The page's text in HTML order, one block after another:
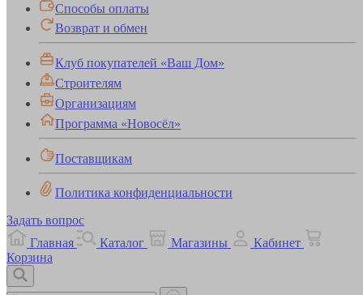
Способы оплаты
Возврат и обмен
Клуб покупателей «Ваш Дом»
Строителям
Организациям
Программа «Новосёл»
Поставщикам
Политика конфиденциальности
Задать вопрос
Главная
Каталог Магазины
Кабинет
Корзина